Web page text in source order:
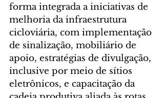
forma integrada a iniciativas de
melhoria da infraestrutura
cicloviária, com implementação
de sinalização, mobiliário de
apoio, estratégias de divulgação,
inclusive por meio de sítios
eletrônicos, e capacitação da